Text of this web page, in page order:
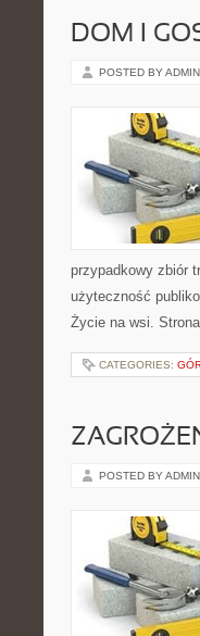
DOM I
POSTED BY ADMIN
przypadkowy zbiór
użyteczność
Życie na wsi.
CATEGORIES:
POSTED BY ADMIN